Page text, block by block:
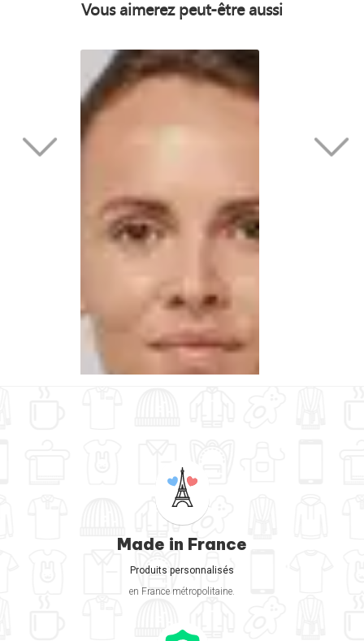
Vous aimerez peut-être aussi
Made in France
Produits personnalisés
en France métropolitaine.